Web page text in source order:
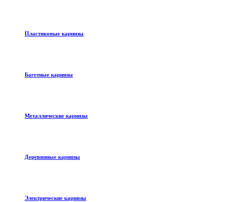
Пластиковые карнизы
Багетные карнизы
Металлические карнизы
Деревянные карнизы
Электрические карнизы